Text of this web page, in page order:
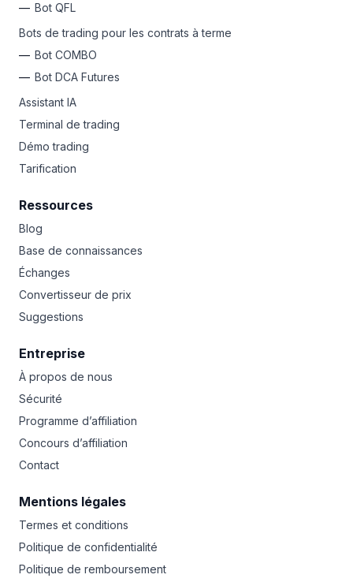
Bot QFL
Bots de trading pour les contrats à terme
Bot COMBO
Bot DCA Futures
Assistant IA
Terminal de trading
Démo trading
Tarification
Ressources
Blog
Base de connaissances
Échanges
Convertisseur de prix
Suggestions
Entreprise
À propos de nous
Sécurité
Programme d’affiliation
Concours d’affiliation
Contact
Mentions légales
Termes et conditions
Politique de confidentialité
Politique de remboursement